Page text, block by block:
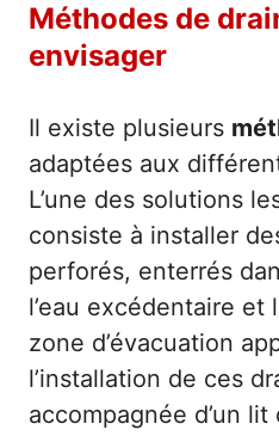
Méthodes de
envisager
Il existe plusieurs
adaptées aux
L’une des solutions
consiste à installer
perforés, enterrés
l’eau excédentaire
zone d’évacuation
l’installation de ces
accompagnée d’un lit